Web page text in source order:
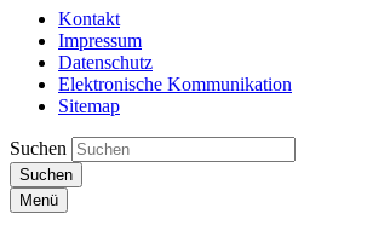
Kontakt
Impressum
Datenschutz
Elektronische Kommunikation
Sitemap
Suchen
Suchen
Menü